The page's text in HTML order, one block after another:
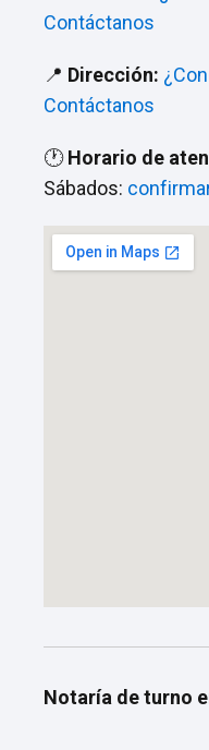
Contáctanos
📍 Dirección:
Contáctanos
🕐Horario de
Sábados:
Notaría de turno